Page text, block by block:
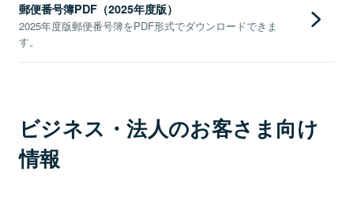
郵便番号簿PDF（2025年度版）
2025年度版郵便番号簿をPDF形式でダウンロードできま
す。
ビジネス・法人のお客さま向け
情報